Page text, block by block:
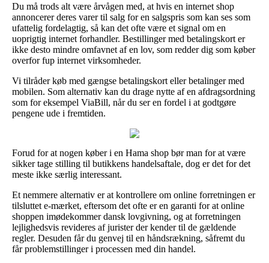
Du må trods alt være årvågen med, at hvis en internet shop
annoncerer deres varer til salg for en salgspris som kan ses som
ufattelig fordelagtig, så kan det ofte være et signal om en
uoprigtig internet forhandler. Bestillinger med betalingskort er
ikke desto mindre omfavnet af en lov, som redder dig som køber
overfor fup internet virksomheder.
Vi tilråder køb med gængse betalingskort eller betalinger med
mobilen. Som alternativ kan du drage nytte af en afdragsordning
som for eksempel ViaBill, når du ser en fordel i at godtgøre
pengene ude i fremtiden.
Forud for at nogen køber i en Hama shop bør man for at være
sikker tage stilling til butikkens handelsaftale, dog er det for det
meste ikke særlig interessant.
Et nemmere alternativ er at kontrollere om online forretningen er
tilsluttet e-mærket, eftersom det ofte er en garanti for at online
shoppen imødekommer dansk lovgivning, og at forretningen
lejlighedsvis revideres af jurister der kender til de gældende
regler. Desuden får du genvej til en håndsrækning, såfremt du
får problemstillinger i processen med din handel.